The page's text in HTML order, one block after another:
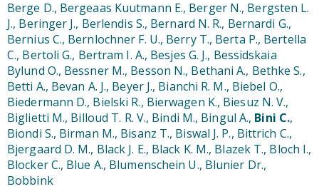
Berge D., Bergeaas Kuutmann E., Berger N., Bergsten L.
J., Beringer J., Berlendis S., Bernard N. R., Bernardi G.,
Bernius C., Bernlochner F. U., Berry T., Berta P., Bertella
C., Bertoli G., Bertram I. A., Besjes G. J., Bessidskaia
Bylund O., Bessner M., Besson N., Bethani A., Bethke S.,
Betti A., Bevan A. J., Beyer J., Bianchi R. M., Biebel O.,
Biedermann D., Bielski R., Bierwagen K., Biesuz N. V.,
Biglietti M., Billoud T. R. V., Bindi M., Bingul A., Bini C.,
Biondi S., Birman M., Bisanz T., Biswal J. P., Bittrich C.,
Bjergaard D. M., Black J. E., Black K. M., Blazek T., Bloch I.,
Blocker C., Blue A., Blumenschein U., Blunier Dr.,
Bobbink